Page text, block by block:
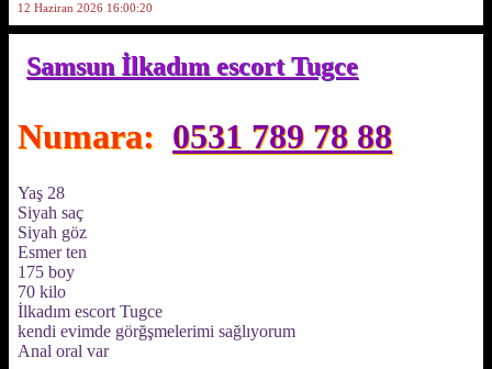
12 Haziran 2026 16:00:20
Samsun İlkadım escort Tugce
Numara: 0531 789 78 88
Yaş 28
Siyah saç
Siyah göz
Esmer ten
175 boy
70 kilo
İlkadım escort Tugce
kendi evimde görğşmelerimi sağlıyorum
Anal oral var